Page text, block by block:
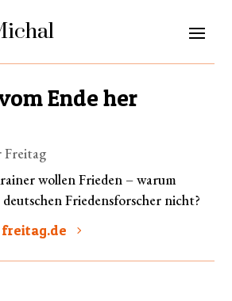
Ende her
Freitag
wollen Frieden – warum
Friedensforscher nicht?